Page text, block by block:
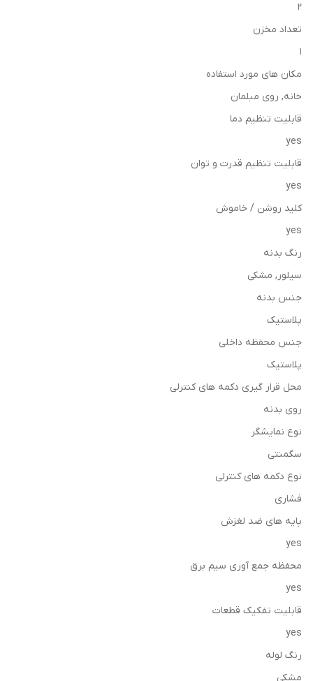
2
تعداد مخزن
1
مکان های مورد استفاده
خانه, روی مبلمان
قابلیت تنظیم دما
yes
قابلیت تنظیم قدرت و توان
yes
کلید روشن / خاموش
yes
رنگ بدنه
سیلور, مشکی
جنس بدنه
پلاستیک
جنس محفظه داخلی
پلاستیک
محل قرار گیری دکمه های کنترلی
روی بدنه
نوع نمایشگر
سگمنتی
نوع دکمه های کنترلی
فشاری
پایه های ضد لغزش
yes
محفظه جمع آوری سیم برق
yes
قابلیت تفکیک قطعات
yes
رنگ لوله
مشکی